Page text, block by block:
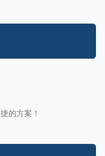
的方案！